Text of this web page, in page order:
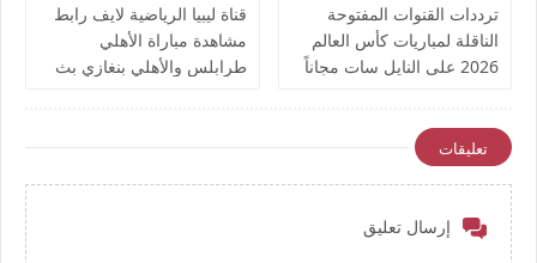
ترددات القنوات المفتوحة
الناقلة لمباريات كأس العالم
2026 على النايل سات مجاناً
قناة ليبيا الرياضية لايف رابط
مشاهدة مباراة الأهلي
طرابلس والأهلي بنغازي بث
تعليقات
إرسال تعليق